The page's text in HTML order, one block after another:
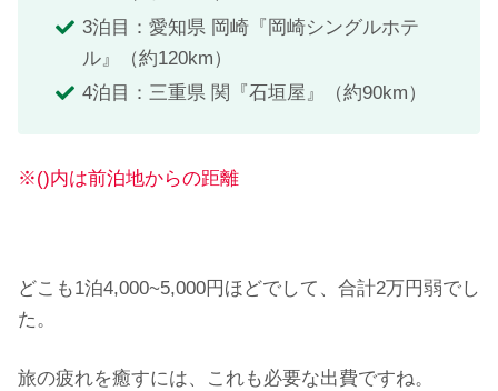
3泊目：愛知県 岡崎『岡崎シングルホテ
ル』（約120km）
4泊目：三重県 関『石垣屋』（約90km）
※()内は前泊地からの距離
どこも1泊4,000~5,000円ほどでして、合計2万円弱でし
た。
旅の疲れを癒すには、これも必要な出費ですね。